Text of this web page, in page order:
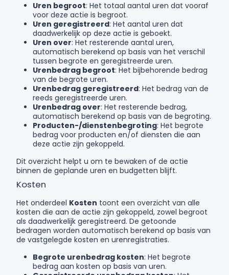
Uren begroot: Het totaal aantal uren dat vooraf
voor deze actie is begroot.
Uren geregistreerd: Het aantal uren dat
daadwerkelijk op deze actie is geboekt.
Uren over: Het resterende aantal uren,
automatisch berekend op basis van het verschil
tussen begrote en geregistreerde uren.
Urenbedrag begroot: Het bijbehorende bedrag
van de begrote uren.
Urenbedrag geregistreerd: Het bedrag van de
reeds geregistreerde uren.
Urenbedrag over: Het resterende bedrag,
automatisch berekend op basis van de begroting.
Producten-/dienstenbegroting: Het begrote
bedrag voor producten en/of diensten die aan
deze actie zijn gekoppeld.
Dit overzicht helpt u om te bewaken of de actie
binnen de geplande uren en budgetten blijft.
Kosten
Het onderdeel Kosten toont een overzicht van alle
kosten die aan de actie zijn gekoppeld, zowel begroot
als daadwerkelijk geregistreerd. De getoonde
bedragen worden automatisch berekend op basis van
de vastgelegde kosten en urenregistraties.
Begrote urenbedrag kosten: Het begrote
bedrag aan kosten op basis van uren.